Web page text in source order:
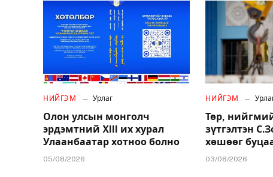
НИЙГЭМ Урлаг
Олон улсын монголч
эрдэмтний XIII их хурал
Улаанбаатар хотноо болно
05/08/2026
НИЙГЭМ
Төр,
зүтгэлтэн
хөшөөг
03/08/2026